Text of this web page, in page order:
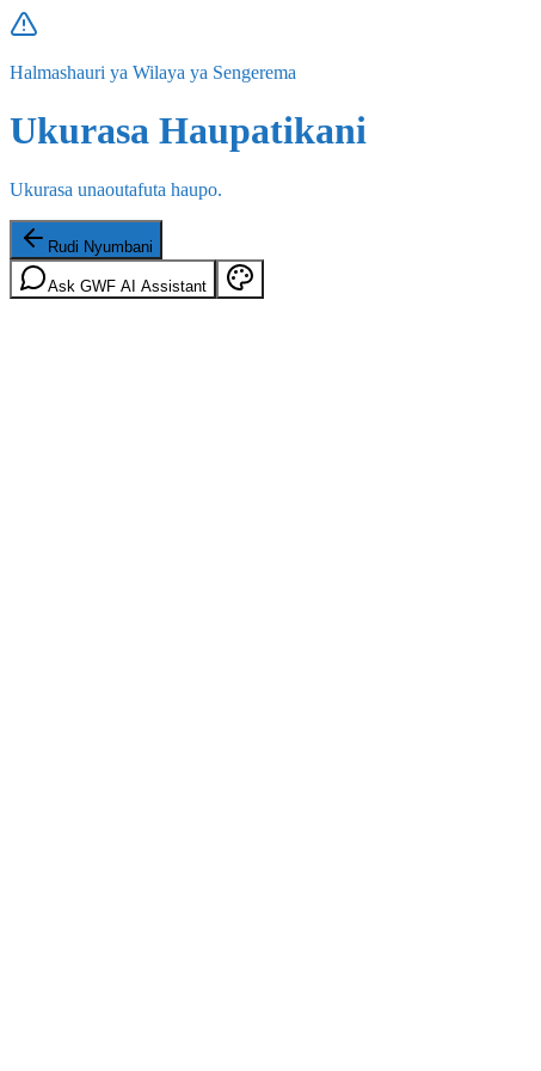
Halmashauri ya Wilaya ya Sengerema
Ukurasa Haupatikani
Ukurasa unaoutafuta haupo.
Rudi Nyumbani
Ask GWF AI Assistant